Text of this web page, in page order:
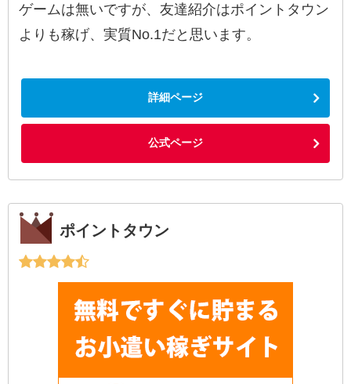
ゲームは無いですが、友達紹介はポイントタウン
よりも稼げ、実質No.1だと思います。
詳細ページ
公式ページ
ポイントタウン